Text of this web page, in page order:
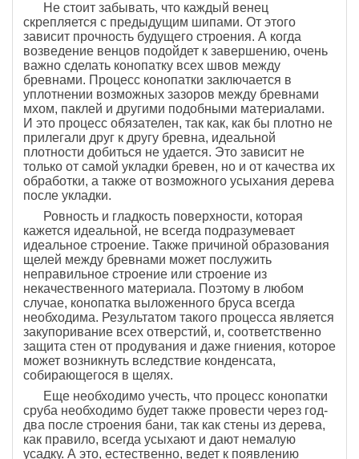
Не стоит забывать, что каждый венец
скрепляется с предыдущим шипами. От этого
зависит прочность будущего строения. А когда
возведение венцов подойдет к завершению, очень
важно сделать конопатку всех швов между
бревнами. Процесс конопатки заключается в
уплотнении возможных зазоров между бревнами
мхом, паклей и другими подобными материалами.
И это процесс обязателен, так как, как бы плотно не
прилегали друг к другу бревна, идеальной
плотности добиться не удается. Это зависит не
только от самой укладки бревен, но и от качества их
обработки, а также от возможного усыхания дерева
после укладки.
Ровность и гладкость поверхности, которая
кажется идеальной, не всегда подразумевает
идеальное строение. Также причиной образования
щелей между бревнами может послужить
неправильное строение или строение из
некачественного материала. Поэтому в любом
случае, конопатка выложенного бруса всегда
необходима. Результатом такого процесса является
закупоривание всех отверстий, и, соответственно
защита стен от продувания и даже гниения, которое
может возникнуть вследствие конденсата,
собирающегося в щелях.
Еще необходимо учесть, что процесс конопатки
сруба необходимо будет также провести через год-
два после строения бани, так как стены из дерева,
как правило, всегда усыхают и дают немалую
усадку. А это, естественно, ведет к появлению